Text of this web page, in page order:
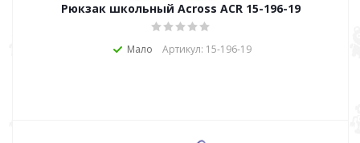
Рюкзак школьный Across ACR 15-196-19
Мало Артикул: 15-196-19